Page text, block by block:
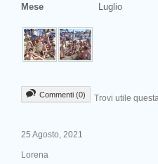
Mese
Luglio
Commenti (0) Trovi utile
25 Agosto, 2021
Lorena